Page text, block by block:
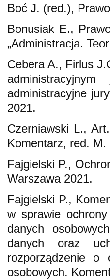
Boć J. (red.),
Bonusiak E.,
„Administracja.
Cebera A., Firlus
administracyjne
2021.
Czerniawski L.,
Komentarz, red.
Fajgielski P.,
Warszawa 2021.
Fajgielski P.,
w sprawie
danych
danych oraz
rozporządzenie o
osobowych.